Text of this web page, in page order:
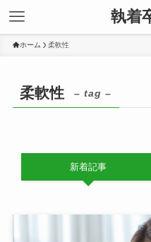
執着
ホーム 柔軟性
柔軟性 – tag –
新着記事